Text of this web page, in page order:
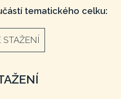
tematického celku:
STAŽENÍ